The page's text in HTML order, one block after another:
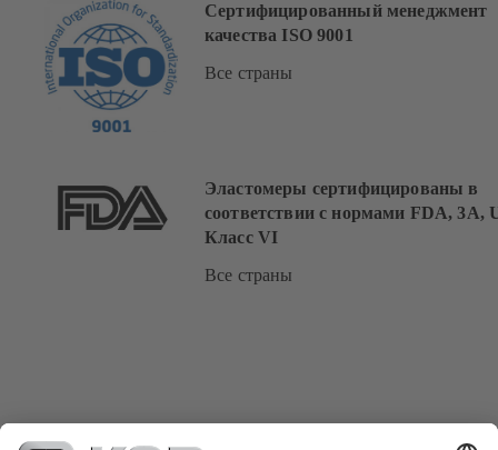
Сертифицированный менеджмент
качества ISO 9001
Все страны
Эластомеры сертифицированы в
соответствии с нормами FDA, 3A,
Класс VI
Все страны